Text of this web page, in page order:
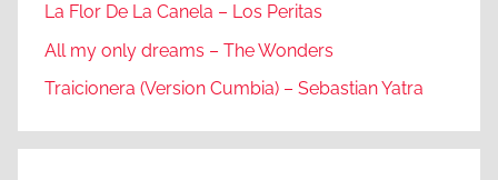
La Flor De La Canela – Los Peritas
All my only dreams – The Wonders
Traicionera (Version Cumbia) – Sebastian Yatra